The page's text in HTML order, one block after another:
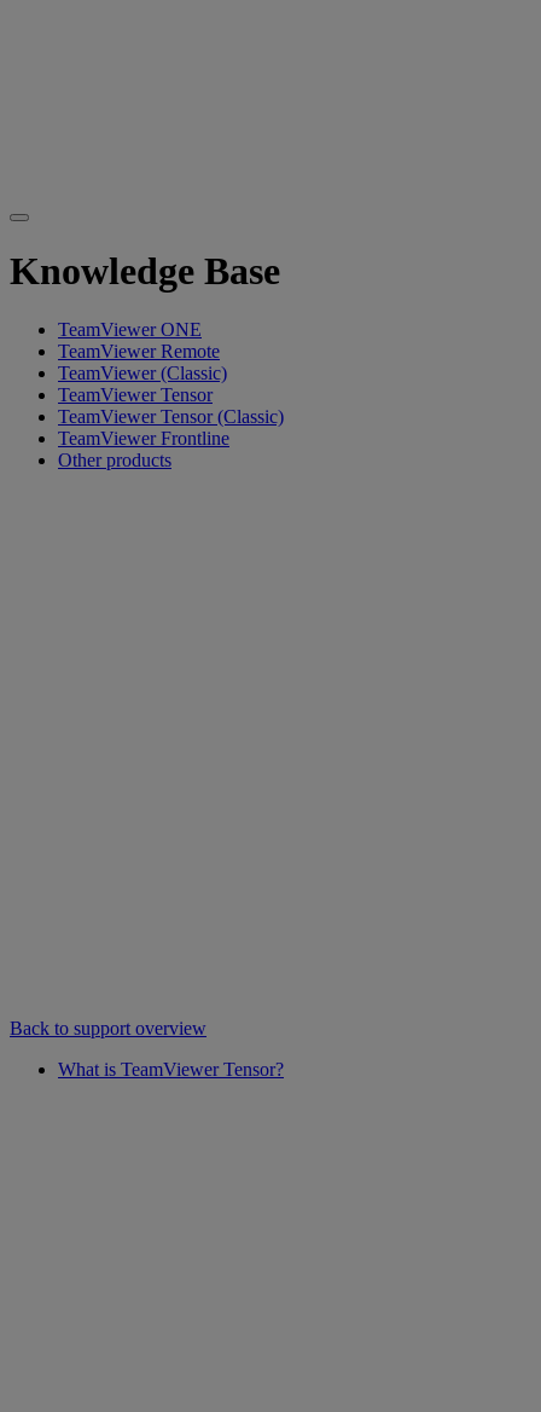
Knowledge Base
TeamViewer ONE
TeamViewer Remote
TeamViewer (Classic)
TeamViewer Tensor
TeamViewer Tensor (Classic)
TeamViewer Frontline
Other products
Back to support overview
What is TeamViewer Tensor?